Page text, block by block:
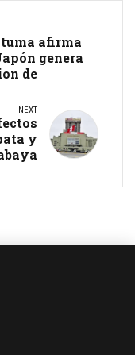
afirma
genera
de
NEXT
y